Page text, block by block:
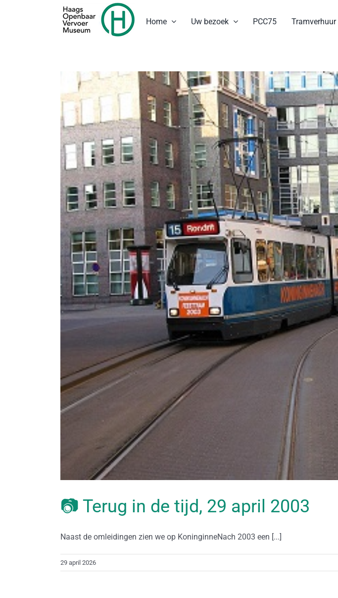
Home Uw bezoek PCC75 Tramverhuur
📷 Terug in de tijd, 29 april 2003
Naast de omleidingen zien we op KoninginneNach 2003 een [...]
29 april 2026